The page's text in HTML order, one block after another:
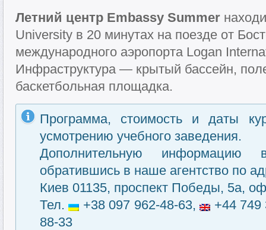
Летний центр Embassy Summer
University в 20 минутах на поезде от
международного аэропорта Logan
Инфраструктура — крытый бассейн,
баскетбольная площадка.
Программа, стоимость и даты
усмотрению учебного заведения.
Дополнительную информацию
обратившись в наше агентство по
Киев 01135, проспект Победы, 5а,
Тел.
+38 097 962-48-63,
+44
88-33